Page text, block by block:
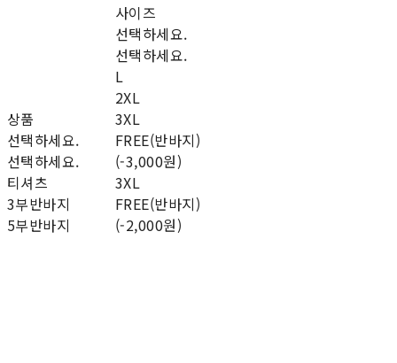
상품
선택하세요.
선택하세요.
티셔츠
3부반바지
5부반바지
사이즈
선택하세요.
선택하세요.
L
2XL
3XL
FREE(반바지)
(-3,000원)
3XL
FREE(반바지)
(-2,000원)